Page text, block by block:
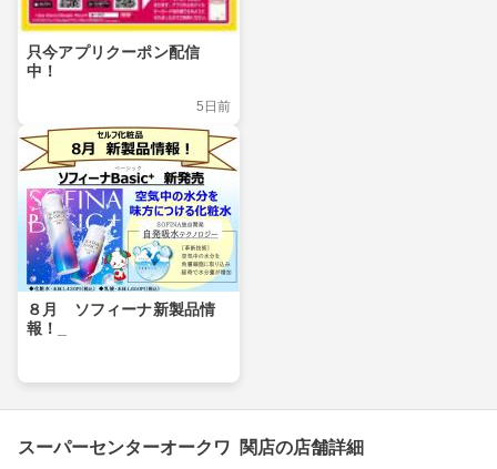
只今アプリクーポン配信
中！
5日前
８月 ソフィーナ新製品情
報！_
スーパーセンターオークワ 関店の店舗詳細